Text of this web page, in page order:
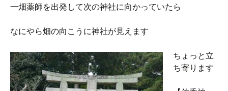
一畑薬師を出発して次の神社に向かっていたら
なにやら畑の向こうに神社が見えます
ちょっと立
ち寄ります